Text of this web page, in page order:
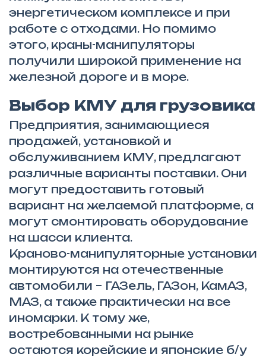
энергетическом комплексе и при
работе с отходами. Но помимо
этого, краны-манипуляторы
получили широкой применение на
железной дороге и в море.
Выбор КМУ для грузовика
Предприятия, занимающиеся
продажей, установкой и
обслуживанием КМУ, предлагают
различные варианты поставки. Они
могут предоставить готовый
вариант на желаемой платформе, а
могут смонтировать оборудование
на шасси клиента.
Краново-манипуляторные установки
монтируются на отечественные
автомобили – ГАЗель, ГАЗон, КамАЗ,
МАЗ, а также практически на все
иномарки. К тому же,
востребованными на рынке
остаются корейские и японские б/у